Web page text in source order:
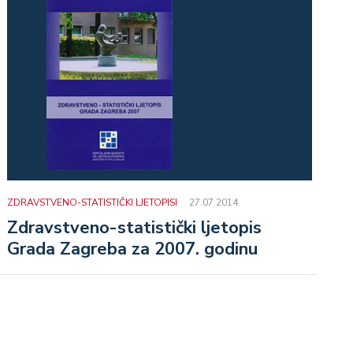
ZDRAVSTVENO-STATISTIČKI LJETOPISI 27.07.2014.
Zdravstveno-statistički ljetopis
Grada Zagreba za 2007. godinu